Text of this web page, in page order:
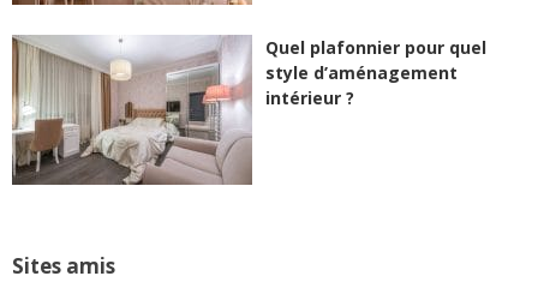
Quel plafonnier pour quel
style d’aménagement
intérieur ?
Sites amis